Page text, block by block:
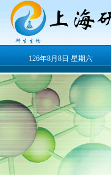
126年8月8日 星期六